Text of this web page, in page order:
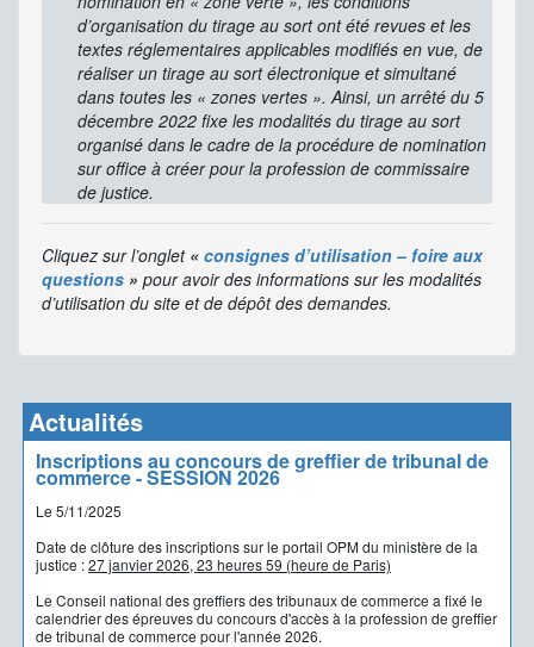
d’organisation du tirage au sort ont été revues et les
textes réglementaires applicables modifiés en vue, de
réaliser un tirage au sort électronique et simultané
dans toutes les « zones vertes ». Ainsi, un arrêté du 5
décembre 2022 fixe les modalités du tirage au sort
organisé dans le cadre de la procédure de nomination
sur office à créer pour la profession de commissaire
de justice.
Cliquez sur l’onglet « consignes d’utilisation – foire aux
questions » pour avoir des informations sur les modalités
d’utilisation du site et de dépôt des demandes.
Actualités
Inscriptions au concours de greffier de tribunal de
commerce - SESSION 2026
Le 5/11/2025
Date de clôture des inscriptions sur le portail OPM du ministère de la
justice :27 janvier 2026, 23 heures 59 (heure de Paris)
Le Conseil national des greffiers des tribunaux de commerce a fixé le
calendrier des épreuves du concours d'accès à la profession de greffier
de tribunal de commerce pour l'année 2026.